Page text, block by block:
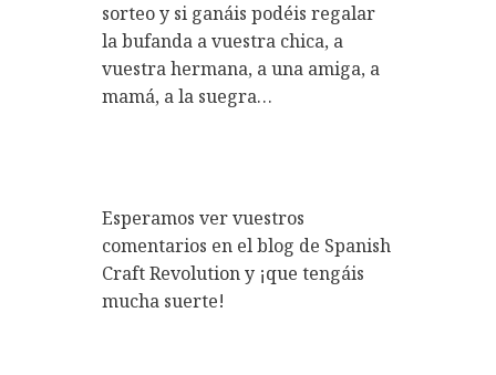
sorteo y si ganáis podéis regalar
la bufanda a vuestra chica, a
vuestra hermana, a una amiga, a
mamá, a la suegra…
Esperamos ver vuestros
comentarios en el blog de Spanish
Craft Revolution y ¡que tengáis
mucha suerte!